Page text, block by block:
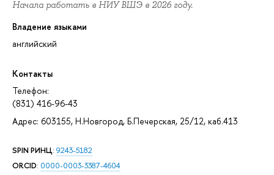
Начала работать в НИУ ВШЭ в 2026 году.
Владение языками
английский
Контакты
Телефон:
(831) 416-96-43
Адрес: 603155, Н.Новгород, Б.Печерская, 25/12, каб.413
SPIN РИНЦ: 9243-5182
ORCID: 0000-0003-3387-4604